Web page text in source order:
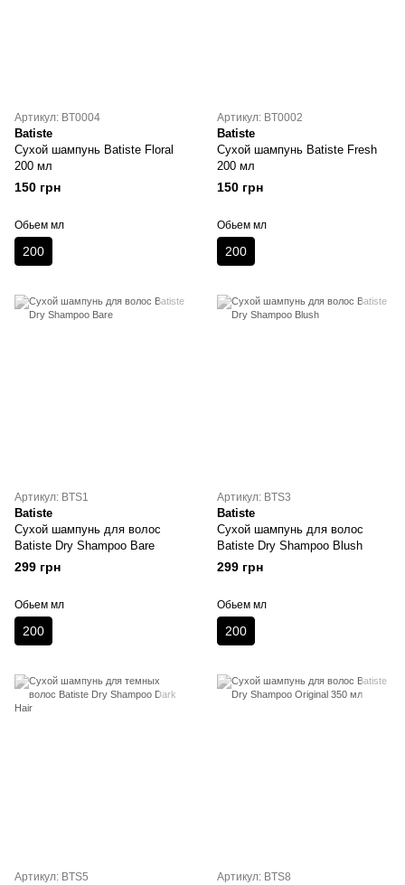
Артикул: BT0004
Batiste
Сухой шампунь Batiste Floral
200 мл
150 грн
Обьем мл
200
Артикул: BT0002
Batiste
Сухой шампунь Batiste Fresh
200 мл
150 грн
Обьем мл
200
Артикул: BTS1
Batiste
Сухой шампунь для волос
Batiste Dry Shampoo Bare
299 грн
Обьем мл
200
Артикул: BTS3
Batiste
Сухой шампунь для волос
Batiste Dry Shampoo Blush
299 грн
Обьем мл
200
Артикул: BTS5 Артикул: BTS8